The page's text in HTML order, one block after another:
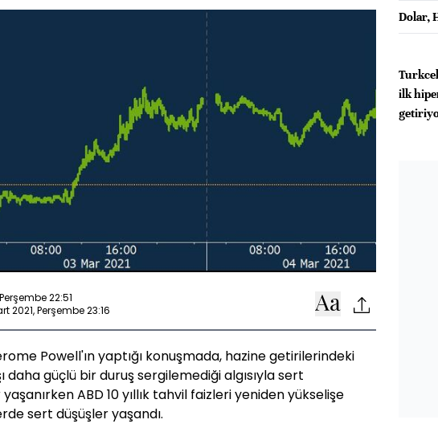
22:51
2021, Perşembe 23:16
Powell'ın yaptığı konuşmada, hazine getirilerindeki
daha güçlü bir duruş sergilemediği algısıyla sert
ABD 10 yıllık tahvil faizleri yeniden yükselişe
sert düşüşler yaşandı.
Dolar,
ilk